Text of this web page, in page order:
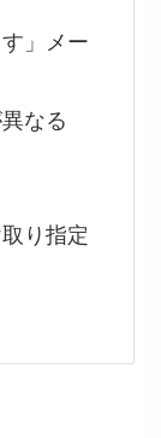
」メー
なる
り指定